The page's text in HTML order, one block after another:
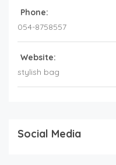
Phone:
054-8758557
Website:
stylish bag
Social Media